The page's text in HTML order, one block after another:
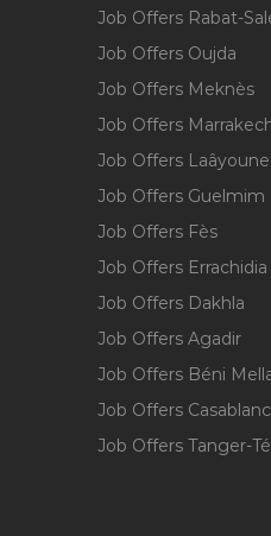
Job Offers Rabat-
Job Offers Oujda
Job Offers Meknès
Job Offers
Job Offers Laâyoune
Job Offers Guelmim
Job Offers Fès
Job Offers Errachidia
Job Offers Dakhla
Job Offers Agadir
Job Offers Béni
Job Offers
Job Offers Tanger-